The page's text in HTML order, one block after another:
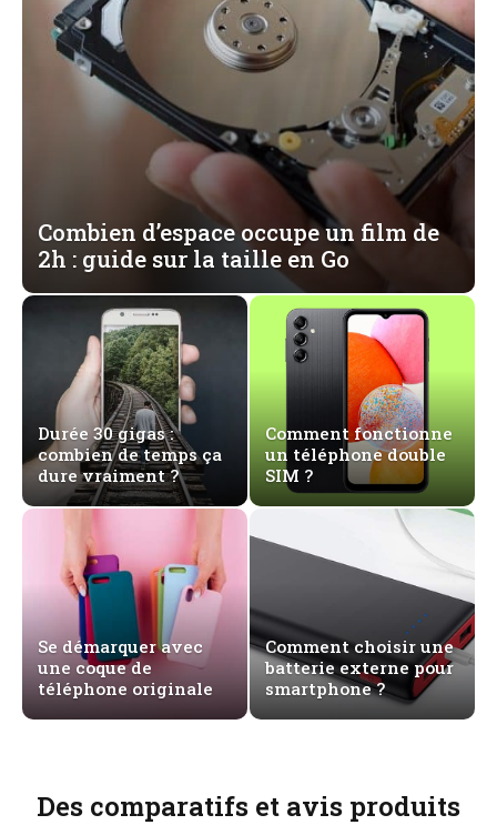
Combien d’espace occupe un film de
2h : guide sur la taille en Go
Durée 30 gigas :
combien de temps ça
dure vraiment ?
Comment fonctionne
un téléphone double
SIM ?
Se démarquer avec
une coque de
téléphone originale
Comment choisir une
batterie externe pour
smartphone ?
Des comparatifs et avis produits